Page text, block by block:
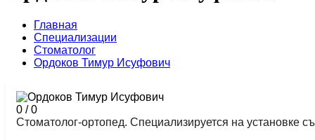
Главная
Специализации
Стоматолог
Ордоков Тимур Исуфович
0 /0
Стоматолог-ортопед. Специализируется на установке